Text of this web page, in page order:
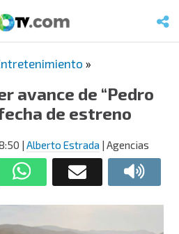
»
avance de “Pedro
de estreno
| Alberto Estrada | Agencias